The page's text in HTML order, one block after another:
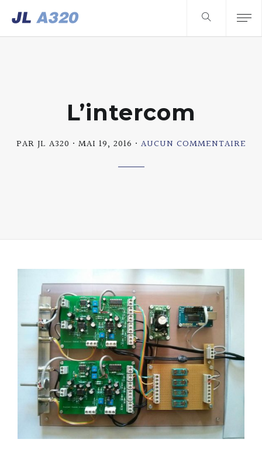
L’intercom
PAR JL A320 MAI 19, 2016 AUCUN COMMENTAIRE